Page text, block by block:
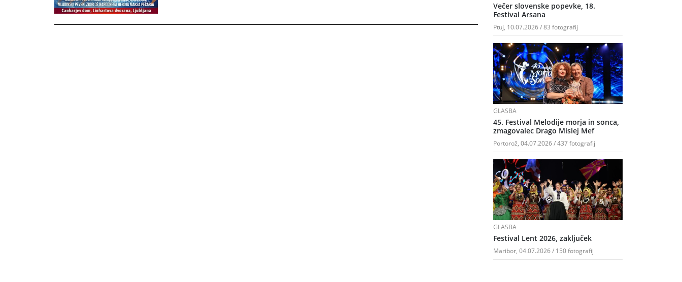
Večer slovenske popevke, 18.
Festival Arsana
Ptuj, 10.07.2026 / 83 fotografij
GLASBA
45. Festival Melodije morja in sonca,
zmagovalec Drago Mislej Mef
Portorož, 04.07.2026 / 437 fotografij
GLASBA
Festival Lent 2026, zaključek
Maribor, 04.07.2026 / 150 fotografij